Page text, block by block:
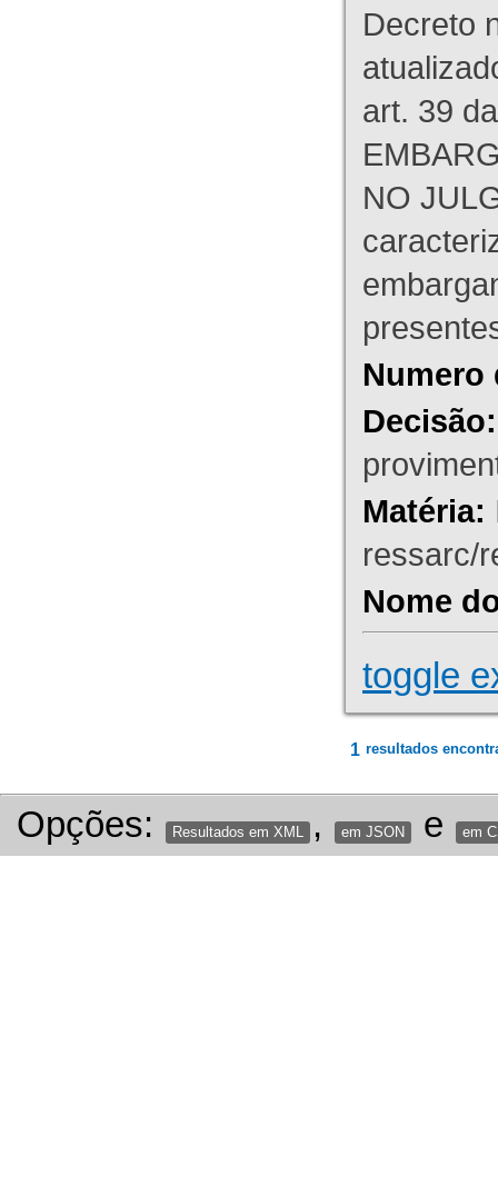
Decreto
art. 39
NO
Numero
Decisão:
Matéria:
ressarc/
Nome
toggle
1 resultados
Opções: Resultados em XML , em JSON e em